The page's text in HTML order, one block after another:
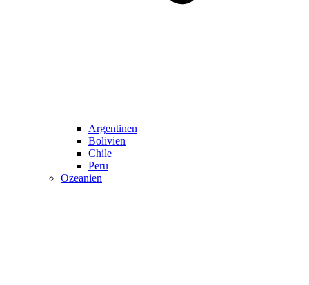
Argentinen
Bolivien
Chile
Peru
Ozeanien